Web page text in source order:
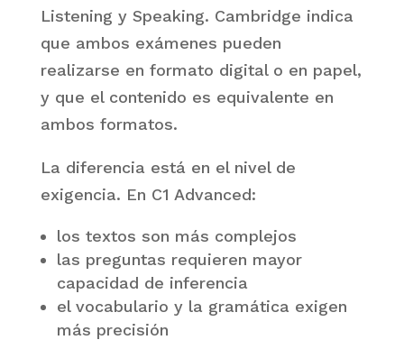
Listening y Speaking. Cambridge indica
que ambos exámenes pueden
realizarse en formato digital o en papel,
y que el contenido es equivalente en
ambos formatos.
La diferencia está en el nivel de
exigencia. En C1 Advanced:
los textos son más complejos
las preguntas requieren mayor
capacidad de inferencia
el vocabulario y la gramática exigen
más precisión